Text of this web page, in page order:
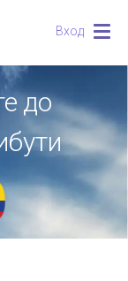
Вход
до